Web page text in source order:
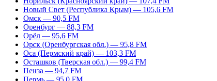
Новый Свет (Республика Крым) — 105,6 FM
Омск — 90,5 FM
Оренбург — 88,3 FM
Орёл — 95,6 FM
Орск (Оренбургская обл.) — 95,8 FM
Оса (Пермский край) — 103,3 FM
Осташков (Тверская обл.) — 99,4 FM
Пенза — 94,7 FM
Пермь — 95,0 FM